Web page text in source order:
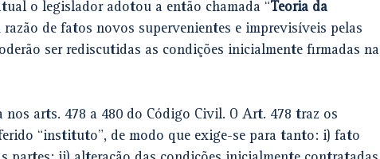
o legislador adotou a então chamada “Teoria da
razão de fatos novos supervenientes e imprevisíveis pelas
ser rediscutidas as condições inicialmente firmadas na
arts. 478 a 480 do Código Civil. O Art. 478 traz os
“instituto”, de modo que exige-se para tanto: i) fato